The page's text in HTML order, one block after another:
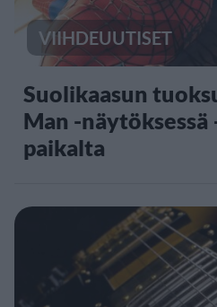
VIIHDEUUTISET
Suolikaasun
Man -
paikalta